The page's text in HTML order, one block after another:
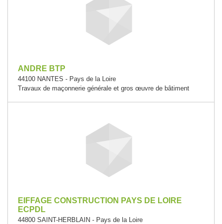
ANDRE BTP
44100 NANTES - Pays de la Loire
Travaux de maçonnerie générale et gros œuvre de bâtiment
EIFFAGE CONSTRUCTION PAYS DE LOIRE
ECPDL
44800 SAINT-HERBLAIN - Pays de la Loire